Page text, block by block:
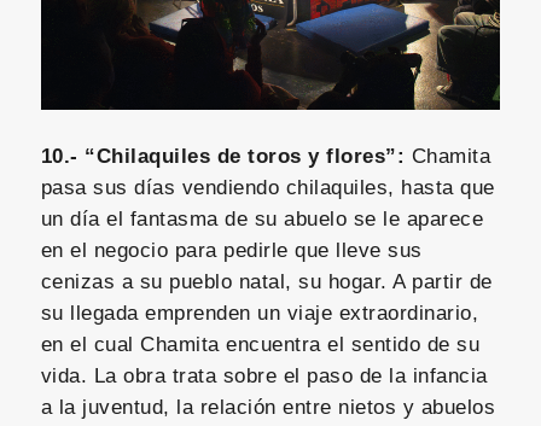
10.- “Chilaquiles de toros y flores”: Chamita
pasa sus días vendiendo chilaquiles, hasta que
un día el fantasma de su abuelo se le aparece
en el negocio para pedirle que lleve sus
cenizas a su pueblo natal, su hogar. A partir de
su llegada emprenden un viaje extraordinario,
en el cual Chamita encuentra el sentido de su
vida. La obra trata sobre el paso de la infancia
a la juventud, la relación entre nietos y abuelos